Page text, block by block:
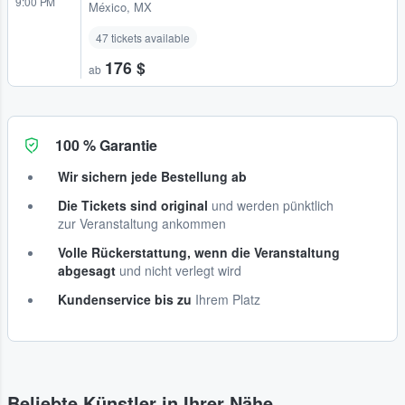
México, MX
47 tickets available
ab 176 $
100 % Garantie
Wir sichern jede Bestellung ab
Die Tickets sind original und werden pünktlich
zur Veranstaltung ankommen
Volle Rückerstattung, wenn die Veranstaltung
abgesagt und nicht verlegt wird
Kundenservice bis zu Ihrem Platz